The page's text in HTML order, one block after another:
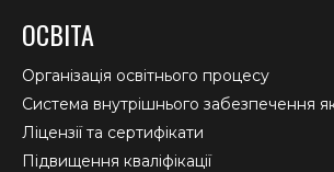
opens
in
new
window
opens
in
new
window
in
new
window
ОСВІТА
Організація освітнього процесу
Система внутрішнього забезпечення
Ліцензії та сертифікати
Підвищення кваліфікації